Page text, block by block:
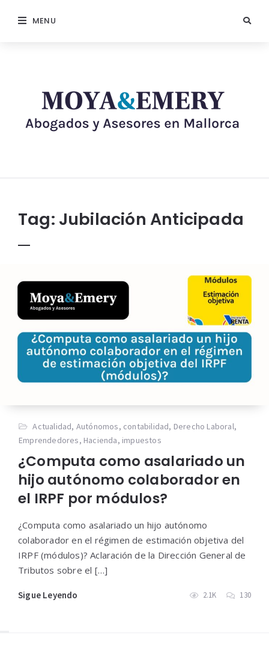
MENU
Tag: Jubilación Anticipada
Actualidad, Autónomos, contabilidad, Derecho Laboral,
Emprendedores, Hacienda, impuestos
¿Computa como asalariado un
hijo autónomo colaborador en
el IRPF por módulos?
¿Computa como asalariado un hijo autónomo
colaborador en el régimen de estimación objetiva del
IRPF (módulos)? Aclaración de la Dirección General de
Tributos sobre el […]
Sigue Leyendo 2.1K 130